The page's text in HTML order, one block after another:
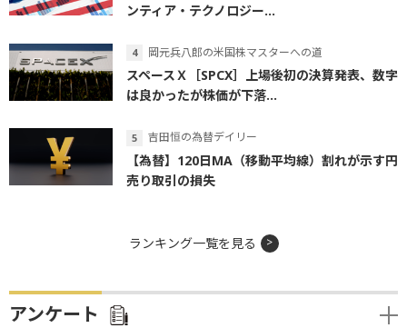
ンティア・テクノロジー...
岡元兵八郎の米国株マスターへの道
スペースＸ［SPCX］上場後初の決算発表、数字
は良かったが株価が下落...
吉田恒の為替デイリー
【為替】120日MA（移動平均線）割れが示す円
売り取引の損失
ランキング一覧を見る
アンケート